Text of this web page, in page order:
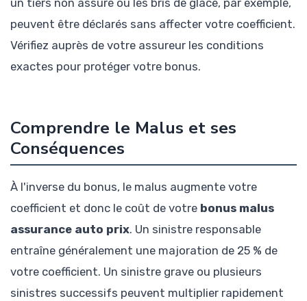
peuvent être déclarés sans affecter votre coefficient.
Vérifiez auprès de votre assureur les conditions
exactes pour protéger votre bonus.
Comprendre le Malus et ses
Conséquences
À l'inverse du bonus, le malus augmente votre
coefficient et donc le coût de votre bonus malus
assurance auto prix. Un sinistre responsable
entraîne généralement une majoration de 25 % de
votre coefficient. Un sinistre grave ou plusieurs
sinistres successifs peuvent multiplier rapidement